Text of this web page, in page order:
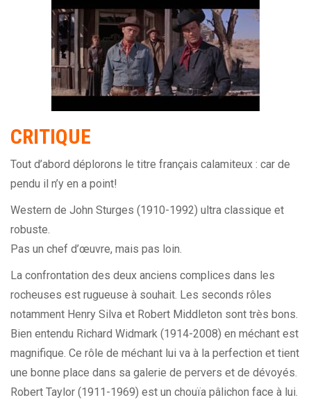
CRITIQUE
Tout d’abord déplorons le titre français calamiteux : car de
pendu il n’y en a point!
Western de John Sturges (1910-1992) ultra classique et
robuste.
Pas un chef d’œuvre, mais pas loin.
La confrontation des deux anciens complices dans les
rocheuses est rugueuse à souhait. Les seconds rôles
notamment Henry Silva et Robert Middleton sont très bons.
Bien entendu Richard Widmark (1914-2008) en méchant est
magnifique. Ce rôle de méchant lui va à la perfection et tient
une bonne place dans sa galerie de pervers et de dévoyés.
Robert Taylor (1911-1969) est un chouïa pâlichon face à lui.